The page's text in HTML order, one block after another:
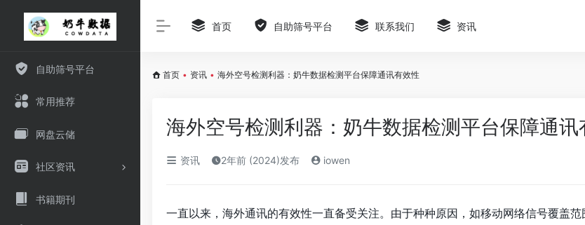
自助筛号平台
常用推荐
网盘云储
社区资讯
书籍期刊
首页 自助筛号平台 联系我们 资讯
首页 • 资讯 • 海外空号检测利器：奶牛数据检测平台保障通讯有效性
海外空号检测利器：奶牛数据检测平台保障通讯
资讯 2年前 (2024)发布 iowen
一直以来，海外通讯的有效性一直备受关注。由于种种原因，如移动网络信号覆盖